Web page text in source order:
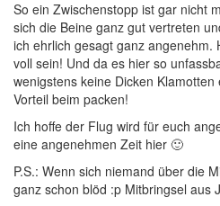
So ein Zwischenstopp ist gar nicht
sich die Beine ganz gut vertreten
ich ehrlich gesagt ganz angenehm.
voll sein! Und da es hier so
wenigstens keine Dicken
Vorteil beim packen!
Ich hoffe der Flug wird für euch
eine angenehmen Zeit hier 🙂
P.S.: Wenn sich niemand über die
ganz schon blöd :p Mitbringsel aus